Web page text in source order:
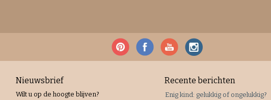
Nieuwsbrief
Wilt u op de hoogte blijven?
Recente berichten
Enig kind: gelukkig of ongelukkig?